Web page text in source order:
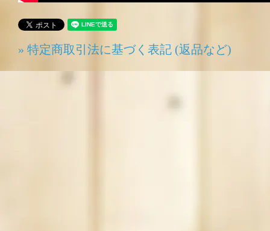
» 特定商取引法に基づく表記 (返品など)